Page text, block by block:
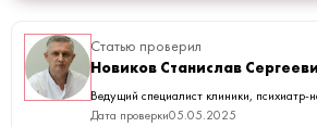
Статью проверил
Новиков Станислав
Ведущий специалист клиники, психиатр-
Дата проверки05.05.2025